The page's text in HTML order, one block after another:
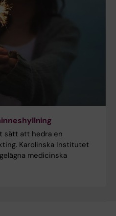
sätt att hedra en
Karolinska Institutet
medicinska